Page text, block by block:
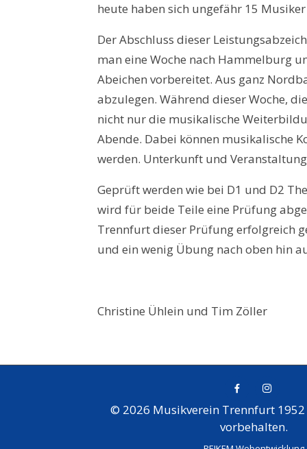
heute haben sich ungefähr 15
Der Abschluss dieser
man eine Woche nach Hammelburg
Abeichen vorbereitet. Aus ganz
abzulegen. Während dieser Woche,
nicht nur die musikalische
Abende. Dabei können musikalische
werden. Unterkunft und
Geprüft werden wie bei D1 und D2
wird für beide Teile eine Prüfung
Trennfurt dieser Prüfung erfolgreich
und ein wenig Übung nach oben hin
Christine Ühlein und Tim Zöller
© 2026 Musikverein Trennfurt 1952
vorbehalten.